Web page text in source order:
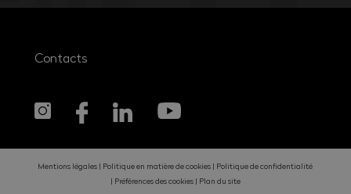
Contacts
Mentions légales Politique en matière de cookies
Politique de confidentialité
Préférences des cookies
Plan du site